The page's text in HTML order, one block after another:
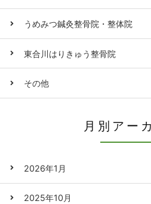
うめみつ鍼灸整骨院・整体院
東合川はりきゅう整骨院
その他
月別アー
2026年1月
2025年10月